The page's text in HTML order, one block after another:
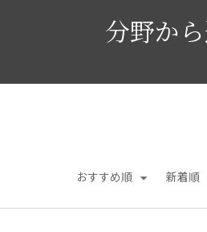
分野か
おすすめ順 新着順